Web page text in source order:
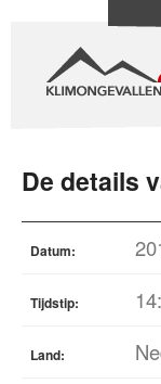
De details
Datum:
Tijdstip:
Land: